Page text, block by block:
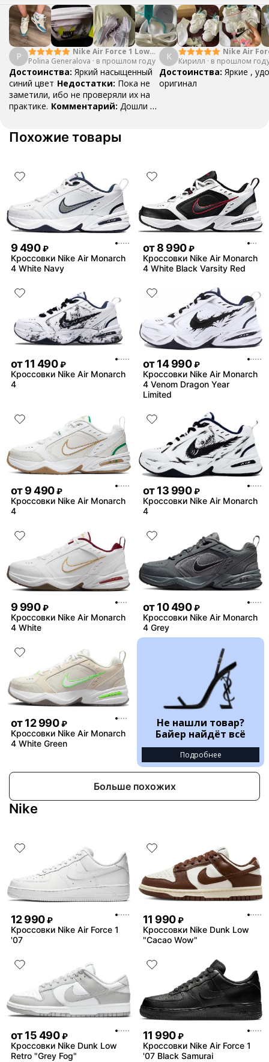
P
Nike Air Force 1 Low
College Pack White
Blue
Polina Generalova · в прошлом году
Достоинства: Яркий насыщенный
синий цвет Недостатки: Пока не
заметили, ибо не проверяли их на
практике. Комментарий: Дошли за
К
Nike Air
Yellow
Кирилл · в прошлом
Достоинства: Яркие ,
оригинал
Похожие товары
9 490 ₽
Кроссовки Nike Air Monarch
4 White Navy
от8 990 ₽
Кроссовки Nike Air Monarch
4 White Black Varsity Red
от11 490 ₽
Кроссовки Nike Air Monarch
4
от14 990 ₽
Кроссовки Nike Air Monarch
4 Venom Dragon Year
Limited
от9 490 ₽
Кроссовки Nike Air Monarch
4
от13 990 ₽
Кроссовки Nike Air Monarch
4
9 990 ₽
Кроссовки Nike Air Monarch
4 White
от10 490 ₽
Кроссовки Nike Air Monarch
4 Grey
от12 990 ₽
Кроссовки Nike Air Monarch
4 White Green
Не нашли товар?
Байер найдёт всё
Подробнее
Больше похожих
Nike
12 990 ₽
Кроссовки Nike Air Force 1
'07
11 990 ₽
Кроссовки Nike Dunk Low
"Cacao Wow"
от15 490 ₽
Кроссовки Nike Dunk Low
Retro "Grey Fog"
11 990 ₽
Кроссовки Nike Air Force 1
'07 Black Samurai